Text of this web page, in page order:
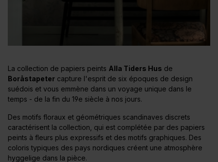
La collection de papiers peints Alla Tiders Hus de
Boråstapeter capture l'esprit de six époques de design
suédois et vous emmène dans un voyage unique dans le
temps - de la fin du 19e siècle à nos jours.
Des motifs floraux et géométriques scandinaves discrets
caractérisent la collection, qui est complétée par des papiers
peints à fleurs plus expressifs et des motifs graphiques. Des
coloris typiques des pays nordiques créent une atmosphère
hyggelige dans la pièce.